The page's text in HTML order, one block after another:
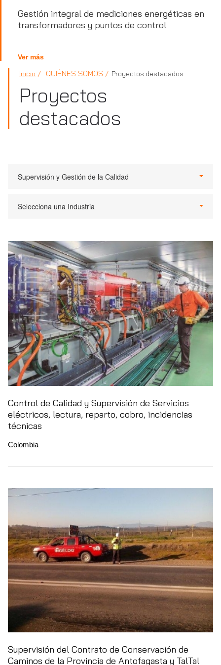
Gestión integral de mediciones energéticas en
transformadores y puntos de control
Ver más
Inicio QUIÉNES SOMOS Proyectos destacados
Proyectos
destacados
Supervisión y Gestión de la Calidad
Selecciona una Industria
Control de Calidad y Supervisión de Servicios
eléctricos, lectura, reparto, cobro, incidencias
técnicas
Colombia
Supervisión del Contrato de Conservación de
Caminos de la Provincia de Antofagasta y TalTal